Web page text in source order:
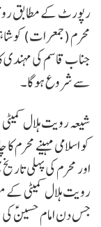
رپورٹ کے مطابق
جناب قاسم کی مہندی
سے شروع ہوگا۔
شیعہ رویت ہلال
کو اسلامی مہینے محرم
اور محرم کی پہلی
رویت ہلال کمیٹی کے
جس دن امام حسینؑ کی شہادت